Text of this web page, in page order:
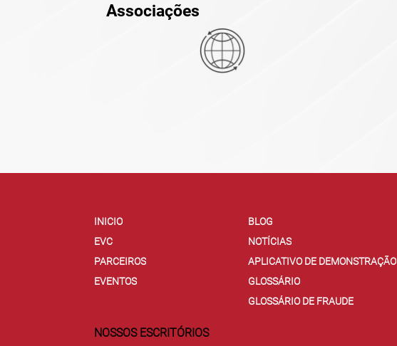
Associações
INICIO
EVC
PARCEIROS
EVENTOS
BLOG
NOTÍCIAS
APLICATIVO DE DEMONSTRAÇÃO
GLOSSÁRIO
GLOSSÁRIO DE FRAUDE
NOSSOS ESCRITÓRIOS